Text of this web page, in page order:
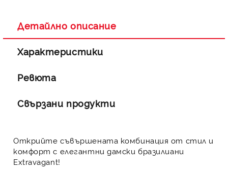
Детайлно описание
Характеристики
Ревюта
Свързани продукти
Открийте съвършената комбинация от стил и
комфорт с елегантни дамски бразилиани
Extravagant!